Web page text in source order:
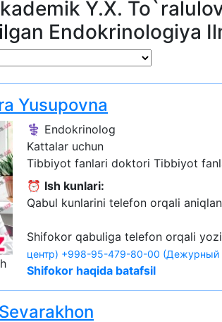
Y.X.
Endokrinologiya
Yusupovna
⚕️ Endokrinolog
Kattalar uchun
Tibbiyot fanlari doktori Tibbiyot
⏰ Ish kunlari:
Qabul kunlarini telefon orqali
Shifokor qabuliga telefon orqali
центр) +998-95-479-80-00 (Дежурный
Shifokor haqida batafsil